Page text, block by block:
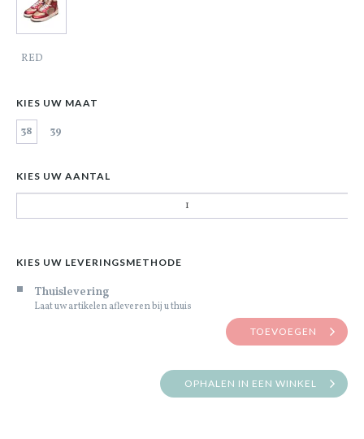
RED
KIES UW MAAT
38 39
KIES UW AANTAL
KIES UW LEVERINGSMETHODE
Thuislevering
Laat uw artikelen afleveren bij u thuis
TOEVOEGEN
OPHALEN IN EEN WINKEL